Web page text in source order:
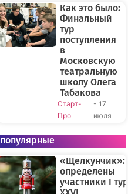
Как это было:
Финальный
тур
поступления
в
Московскую
театральную
школу Олега
Табакова
Старт-
Про
- 17
июля
популярные
«Щелкунчик»:
определены
участники I